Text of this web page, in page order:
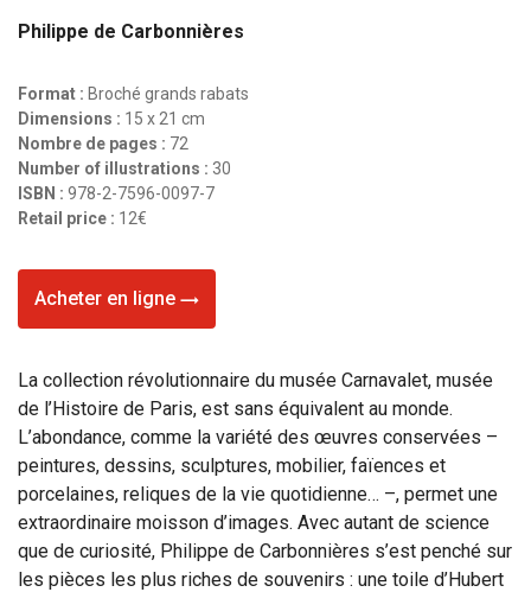
Philippe de Carbonnières
Format : Broché grands rabats
Dimensions : 15 x 21 cm
Nombre de pages : 72
Number of illustrations : 30
ISBN : 978-2-7596-0097-7
Retail price : 12€
Acheter en ligne
La collection révolutionnaire du musée Carnavalet, musée
de l’Histoire de Paris, est sans équivalent au monde.
L’abondance, comme la variété des œuvres conservées –
peintures, dessins, sculptures, mobilier, faïences et
porcelaines, reliques de la vie quotidienne… –, permet une
extraordinaire moisson d’images. Avec autant de science
que de curiosité, Philippe de Carbonnières s’est penché sur
les pièces les plus riches de souvenirs : une toile d’Hubert